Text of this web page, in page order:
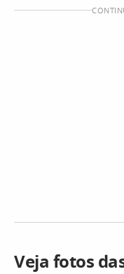
Veja fotos